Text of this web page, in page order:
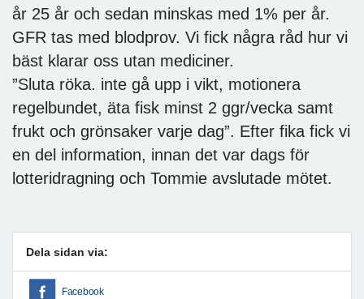
år 25 år och sedan minskas med 1% per år.
GFR tas med blodprov. Vi fick några råd hur vi
bäst klarar oss utan mediciner.
”Sluta röka. inte gå upp i vikt, motionera
regelbundet, äta fisk minst 2 ggr/vecka samt
frukt och grönsaker varje dag”. Efter fika fick vi
en del information, innan det var dags för
lotteridragning och Tommie avslutade mötet.
Dela sidan via:
Facebook